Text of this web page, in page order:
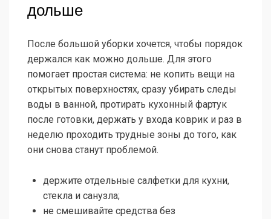
дольше
После большой уборки хочется, чтобы порядок
держался как можно дольше. Для этого
помогает простая система: не копить вещи на
открытых поверхностях, сразу убирать следы
воды в ванной, протирать кухонный фартук
после готовки, держать у входа коврик и раз в
неделю проходить трудные зоны до того, как
они снова станут проблемой.
держите отдельные салфетки для кухни,
стекла и санузла;
не смешивайте средства без